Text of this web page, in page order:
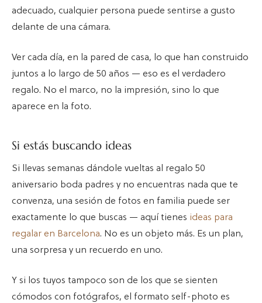
adecuado, cualquier persona puede sentirse a gusto
delante de una cámara.
Ver cada día, en la pared de casa, lo que han construido
juntos a lo largo de 50 años — eso es el verdadero
regalo. No el marco, no la impresión, sino lo que
aparece en la foto.
Si estás buscando ideas
Si llevas semanas dándole vueltas al regalo 50
aniversario boda padres y no encuentras nada que te
convenza, una sesión de fotos en familia puede ser
exactamente lo que buscas — aquí tienes ideas para
regalar en Barcelona. No es un objeto más. Es un plan,
una sorpresa y un recuerdo en uno.
Y si los tuyos tampoco son de los que se sienten
cómodos con fotógrafos, el formato self-photo es